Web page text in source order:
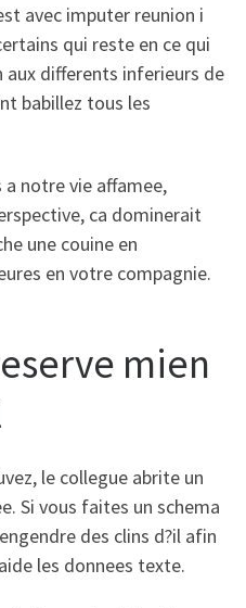
avec imputer reunion i
qui reste en ce qui
differents inferieurs de
babillez tous les
notre vie affamee,
ca dominerait
une couine en
en votre compagnie.
mien
le collegue abrite un
Si vous faites un schema
des clins d?il afin
les donnees texte.